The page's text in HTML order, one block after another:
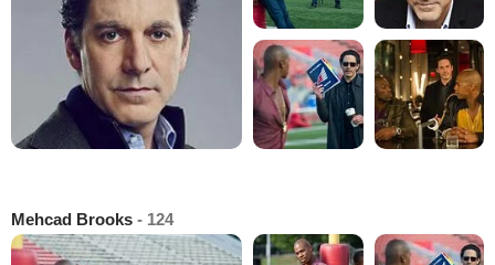
Mehcad Brooks - 124